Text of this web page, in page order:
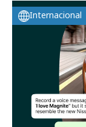
Internacional